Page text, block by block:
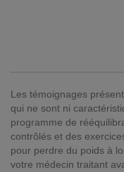
Les témoignages
qui ne sont ni
programme de
contrôlés et des
pour perdre du poids à
votre médecin traitant